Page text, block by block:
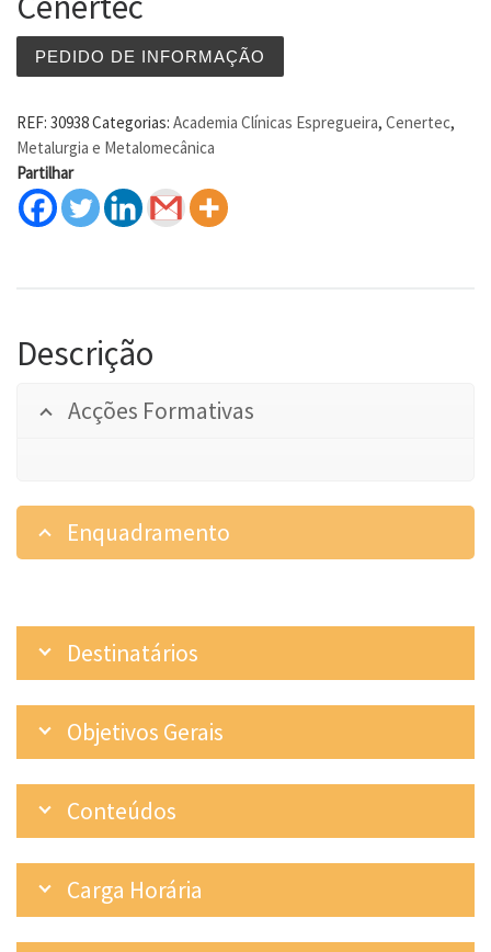
PEDIDO DE INFORMAÇÃO
REF: 30938Categorias: Academia Clínicas Espregueira, Cenertec,
Metalurgia e Metalomecânica
Partilhar
Descrição
Acções Formativas
Enquadramento
Destinatários
Objetivos Gerais
Conteúdos
Carga Horária